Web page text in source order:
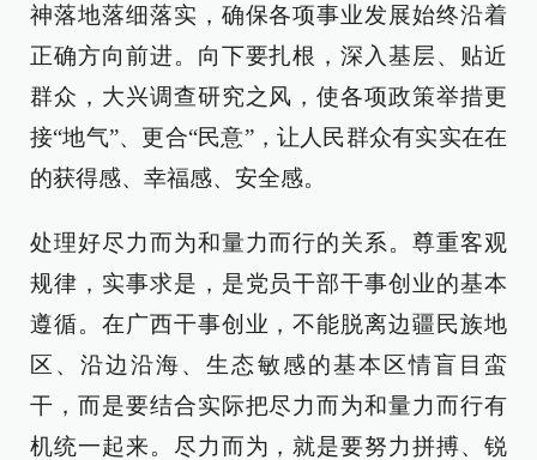
神落地落细落实，确保各项事业发展始终沿着
正确方向前进。向下要扎根，深入基层、贴近
群众，大兴调查研究之风，使各项政策举措更
接“地气”、更合“民意”，让人民群众有实实在在
的获得感、幸福感、安全感。
处理好尽力而为和量力而行的关系。尊重客观
规律，实事求是，是党员干部干事创业的基本
遵循。在广西干事创业，不能脱离边疆民族地
区、沿边沿海、生态敏感的基本区情盲目蛮
干，而是要结合实际把尽力而为和量力而行有
机统一起来。尽力而为，就是要努力拼搏、锐